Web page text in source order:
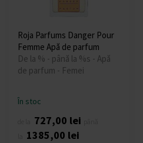
Roja Parfums Danger Pour
Femme Apă de parfum
De la % - până la %s - Apă
de parfum - Femei
În stoc
727,00 lei
1385,00 lei